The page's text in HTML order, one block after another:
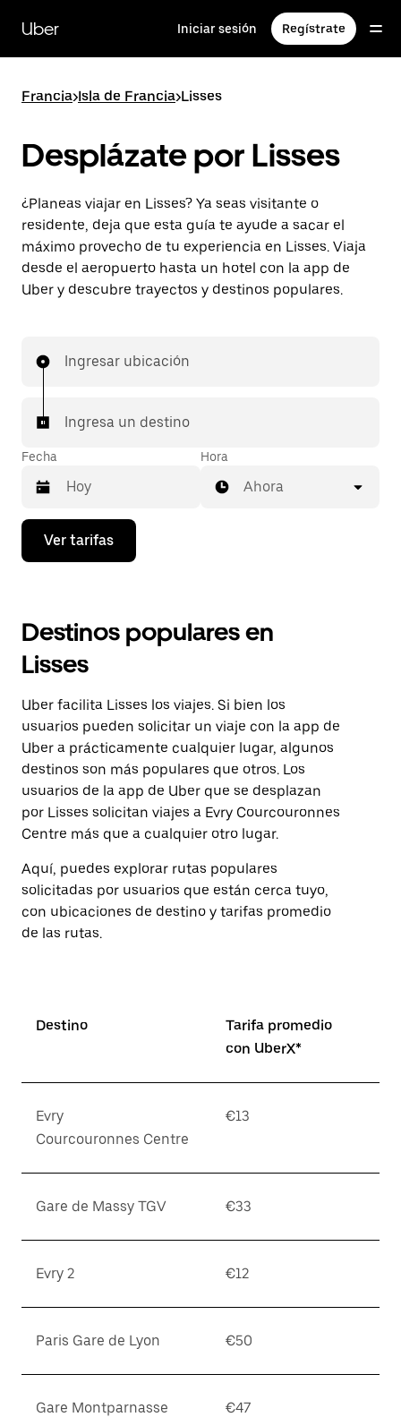
contenido
principal
Uber Iniciar sesión Regístrate
Francia>Isla de Francia>Lisses
Desplázate por Lisses
¿Planeas viajar en Lisses? Ya seas visitante o
residente, deja que esta guía te ayude a sacar el
máximo provecho de tu experiencia en Lisses. Viaja
desde el aeropuerto hasta un hotel con la app de
Uber y descubre trayectos y destinos populares.
Ingresar ubicación
Ingresa un destino
Fecha
Presiona
flecha
interactuar
con
el
calendario
selecciona
una
fecha.
Presiona
la
tecla Esc
para
cerrar
el
Hora
Ahora
Ver tarifas
Destinos populares en
Lisses
Uber facilita Lisses los viajes. Si bien los
usuarios pueden solicitar un viaje con la app de
Uber a prácticamente cualquier lugar, algunos
destinos son más populares que otros. Los
usuarios de la app de Uber que se desplazan
por Lisses solicitan viajes a Evry Courcouronnes
Centre más que a cualquier otro lugar.
Aquí, puedes explorar rutas populares
solicitadas por usuarios que están cerca tuyo,
con ubicaciones de destino y tarifas promedio
de las rutas.
Destino
Tarifa promedio
con UberX*
Evry
Courcouronnes Centre
€13
Gare de Massy TGV €33
Evry 2 €12
Paris Gare de Lyon €50
Gare Montparnasse €47